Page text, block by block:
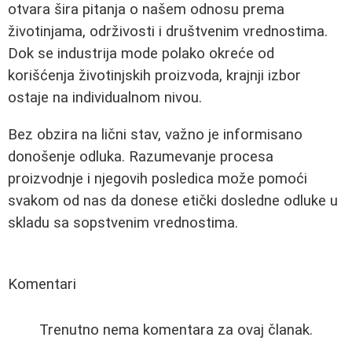
otvara šira pitanja o našem odnosu prema
životinjama, održivosti i društvenim vrednostima.
Dok se industrija mode polako okreće od
korišćenja životinjskih proizvoda, krajnji izbor
ostaje na individualnom nivou.
Bez obzira na lični stav, važno je informisano
donošenje odluka. Razumevanje procesa
proizvodnje i njegovih posledica može pomoći
svakom od nas da donese etički dosledne odluke u
skladu sa sopstvenim vrednostima.
Komentari
Trenutno nema komentara za ovaj članak.